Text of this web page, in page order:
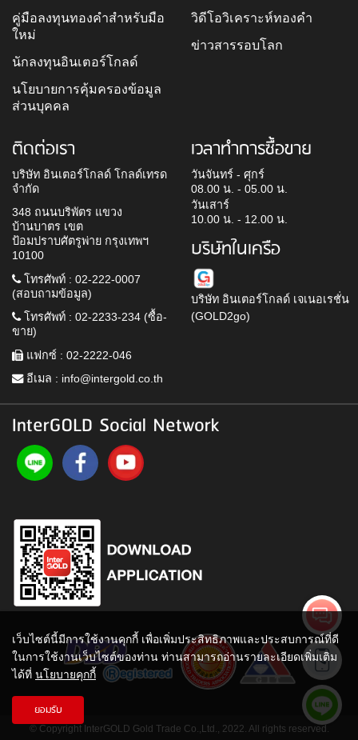
คู่มือลงทุนทองคำสำหรับมือ
ใหม่
นักลงทุนอินเตอร์โกลด์
นโยบายการคุ้มครองข้อมูล
ส่วนบุคคล
วิดีโอวิเคราะห์ทองคำ
ข่าวสารรอบโลก
ติดต่อเรา
บริษัท อินเตอร์โกลด์ โกลด์เทรด
จำกัด
348 ถนนบริพัตร แขวง
บ้านบาตร เขต
ป้อมปราบศัตรูพ่าย กรุงเทพฯ
10100
โทรศัพท์ : 02-222-0007
(สอบถามข้อมูล)
โทรศัพท์ : 02-2233-234 (ซื้อ-
ขาย)
แฟกซ์ : 02-2222-046
อีเมล : info@intergold.co.th
เวลาทำการซื้อขาย
วันจันทร์ - ศุกร์
08.00 น. - 05.00 น.
วันเสาร์
10.00 น. - 12.00 น.
บริษัทในเครือ
บริษัท อินเตอร์โกลด์ เจเนอเรชั่น
(GOLD2go)
InterGOLD Social Network
© Copyright InterGOLD Gold Trade Co.,Ltd., 2022. All rights reserved.
เว็บไซต์นี้มีการใช้งานคุกกี้ เพื่อเพิ่มประสิทธิภาพและประสบการณ์ที่ดี
ในการใช้งานเว็บไซต์ของท่าน ท่านสามารถอ่านรายละเอียดเพิ่มเติม
ได้ที่ นโยบายคุกกี้
ยอมรับ